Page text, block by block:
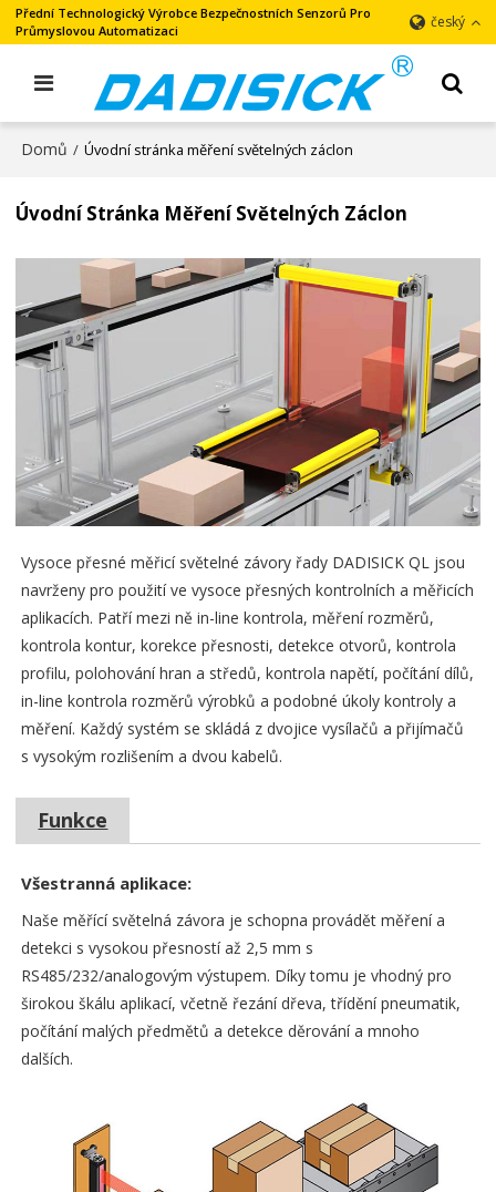
Přední Technologický Výrobce Bezpečnostních Senzorů Pro
Průmyslovou Automatizaci
český
Domů / Úvodní stránka měření světelných záclon
Úvodní Stránka Měření Světelných Záclon
Vysoce přesné měřicí světelné závory řady DADISICK QL jsou
navrženy pro použití ve vysoce přesných kontrolních a měřicích
aplikacích. Patří mezi ně in-line kontrola, měření rozměrů,
kontrola kontur, korekce přesnosti, detekce otvorů, kontrola
profilu, polohování hran a středů, kontrola napětí, počítání dílů,
in-line kontrola rozměrů výrobků a podobné úkoly kontroly a
měření. Každý systém se skládá z dvojice vysílačů a přijímačů
s vysokým rozlišením a dvou kabelů.
Funkce
Všestranná aplikace:
Naše měřící světelná závora je schopna provádět měření a
detekci s vysokou přesností až 2,5 mm s
RS485/232/analogovým výstupem. Díky tomu je vhodný pro
širokou škálu aplikací, včetně řezání dřeva, třídění pneumatik,
počítání malých předmětů a detekce děrování a mnoho
dalších.